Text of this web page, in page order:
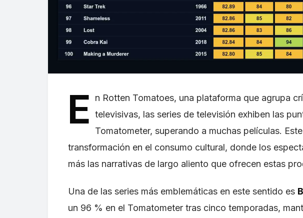
E
n Rotten Tomatoes, una plataforma que agrupa
televisivas, las series de televisión exhiben las
Tomatometer, superando a muchas películas.
transformación en el consumo cultural, donde los
más las narrativas de largo aliento que ofrecen estas
Una de las series más emblemáticas en este sentido es
un 96 % en el Tomatometer tras cinco temporadas,